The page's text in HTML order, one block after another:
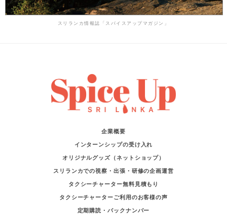
スリランカ情報誌「スパイスアップマガジン」
企業概要
インターンシップの受け入れ
オリジナルグッズ（ネットショップ）
スリランカでの視察・出張・研修の企画運営
タクシーチャーター無料見積もり
タクシーチャーターご利用のお客様の声
定期購読・バックナンバー